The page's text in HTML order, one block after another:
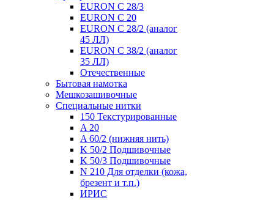
EURON C 28/3
EURON C 20
EURON C 28/2 (аналог
45 ЛЛ)
EURON C 38/2 (аналог
35 ЛЛ)
Отечественные
Бытовая намотка
Мешкозашивочные
Специальные нитки
150 Текстурированные
A 20
A 60/2 (нижняя нить)
K 50/2 Подшивочные
K 50/3 Подшивочные
N 210 Для отделки (кожа,
брезент и т.п.)
ИРИС